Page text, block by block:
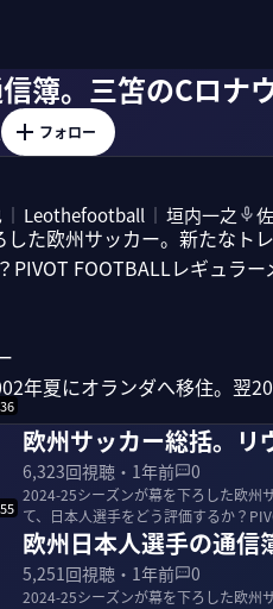
簿。三笘のCロナ
フォロー
｜ Leothefootball ｜ 垣内一之
た欧州サッカー。新たなト
FOOTBALLレギュラー
年夏にオランダへ移住。翌
欧州サッカー総括。リ
6,323回視聴・ 1年前 0
2024-25シーズンが幕を下ろした欧州
欧州日本人選手の通信
5,251回視聴・ 1年前 0
2024-25シーズンが幕を下ろした欧州